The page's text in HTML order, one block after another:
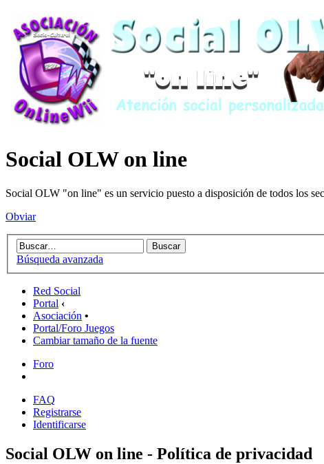
Social OLW on line
Social OLW "on line" es un servicio puesto a disposición de todos los
Obviar
Búsqueda avanzada
Red Social
Portal ‹
Asociación •
Portal/Foro Juegos
Cambiar tamaño de la fuente
Foro
FAQ
Registrarse
Identificarse
Social OLW on line - Política de privacidad